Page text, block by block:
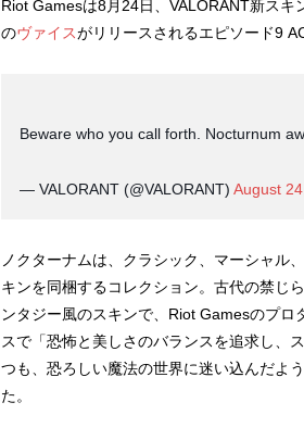
Riot Gamesは8月24日、VALORANT新スキ
のヴァイスがリリースされるエピソード9
Beware who you call forth. Nocturnum
— VALORANT (@VALORANT) August
ノクターナムは、クラシック、マーシャル
キンを同梱するコレクション。古代の禁じ
ンタジー風のスキンで、Riot Gamesのプ
スで「恐怖と美しさのバランスを追求し、
つも、恐ろしい魔法の世界に迷い込んだよ
た。